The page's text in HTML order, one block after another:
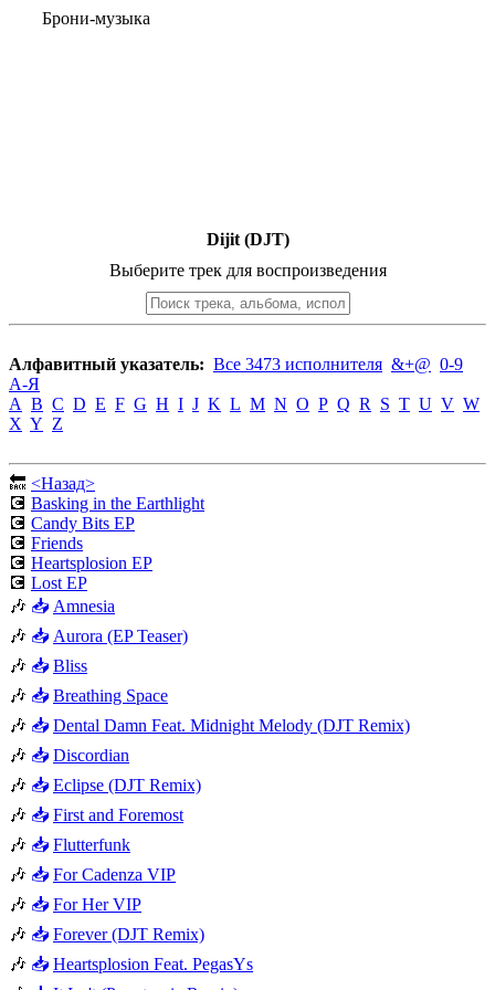
Брони-музыка
Dijit (DJT)
Выберите трек для воспроизведения
Алфавитный указатель: Все 3473 исполнителя &+@ 0-9
А-Я
A B C D E F G H I J K L M N O P Q R S T U V W
X Y Z
🔙 <Назад>
💽 Basking in the Earthlight
💽 Candy Bits EP
💽 Friends
💽 Heartsplosion EP
💽 Lost EP
🎶 📥 Amnesia
🎶 📥 Aurora (EP Teaser)
🎶 📥 Bliss
🎶 📥 Breathing Space
🎶 📥 Dental Damn Feat. Midnight Melody (DJT Remix)
🎶 📥 Discordian
🎶 📥 Eclipse (DJT Remix)
🎶 📥 First and Foremost
🎶 📥 Flutterfunk
🎶 📥 For Cadenza VIP
🎶 📥 For Her VIP
🎶 📥 Forever (DJT Remix)
🎶 📥 Heartsplosion Feat. PegasYs